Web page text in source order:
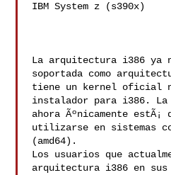
IBM System z (s390x)
La arquitectura i386 ya
soportada como
tiene un kernel oficial
instalador para i386.
ahora Ãºnicamente estÃ¡
utilizarse en sistemas
(amd64).
Los usuarios que
arquitectura i386 en sus